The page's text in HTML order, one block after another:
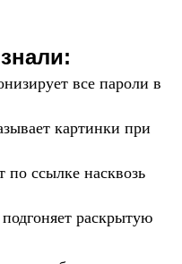
все пароли в
картинки при
по ссылке насквозь
раскрытую